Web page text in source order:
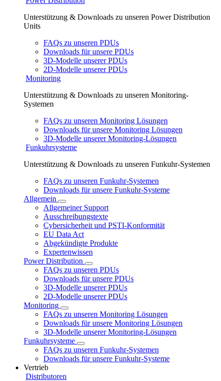
Unterstützung & Downloads zu unseren Power Distribution
Units
FAQs zu unseren PDUs
Downloads für unsere PDUs
3D-Modelle unserer PDUs
2D-Modelle unserer PDUs
Monitoring
Unterstützung & Downloads zu unseren Monitoring-
Systemen
FAQs zu unseren Monitoring Lösungen
Downloads für unsere Monitoring Lösungen
3D-Modelle unserer Monitoring-Lösungen
Funkuhrsysteme
Unterstützung & Downloads zu unseren Funkuhr-Systemen
FAQs zu unseren Funkuhr-Systemen
Downloads für unsere Funkuhr-Systeme
Allgemein
Allgemeiner Support
Ausschreibungstexte
Cybersicherheit und PSTI-Konformität
EU Data Act
Abgekündigte Produkte
Expertenwissen
Power Distribution
FAQs zu unseren PDUs
Downloads für unsere PDUs
3D-Modelle unserer PDUs
2D-Modelle unserer PDUs
Monitoring
FAQs zu unseren Monitoring Lösungen
Downloads für unsere Monitoring Lösungen
3D-Modelle unserer Monitoring-Lösungen
Funkuhrsysteme
FAQs zu unseren Funkuhr-Systemen
Downloads für unsere Funkuhr-Systeme
Vertrieb
Distributoren